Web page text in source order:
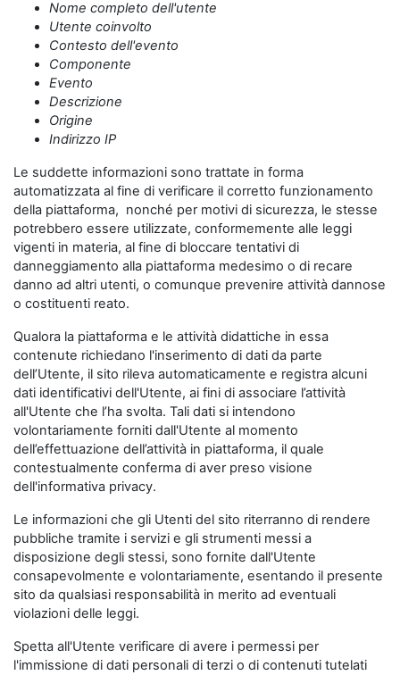
Nome completo dell'utente
Utente coinvolto
Contesto dell'evento
Componente
Evento
Descrizione
Origine
Indirizzo IP
Le suddette informazioni sono trattate in forma
automatizzata al fine di verificare il corretto funzionamento
della piattaforma, nonché per motivi di sicurezza, le stesse
potrebbero essere utilizzate, conformemente alle leggi
vigenti in materia, al fine di bloccare tentativi di
danneggiamento alla piattaforma medesimo o di recare
danno ad altri utenti, o comunque prevenire attività dannose
o costituenti reato.
Qualora la piattaforma e le attività didattiche in essa
contenute richiedano l'inserimento di dati da parte
dell’Utente, il sito rileva automaticamente e registra alcuni
dati identificativi dell'Utente, ai fini di associare l’attività
all'Utente che l’ha svolta. Tali dati si intendono
volontariamente forniti dall'Utente al momento
dell’effettuazione dell’attività in piattaforma, il quale
contestualmente conferma di aver preso visione
dell'informativa privacy.
Le informazioni che gli Utenti del sito riterranno di rendere
pubbliche tramite i servizi e gli strumenti messi a
disposizione degli stessi, sono fornite dall'Utente
consapevolmente e volontariamente, esentando il presente
sito da qualsiasi responsabilità in merito ad eventuali
violazioni delle leggi.
Spetta all'Utente verificare di avere i permessi per
l'immissione di dati personali di terzi o di contenuti tutelati